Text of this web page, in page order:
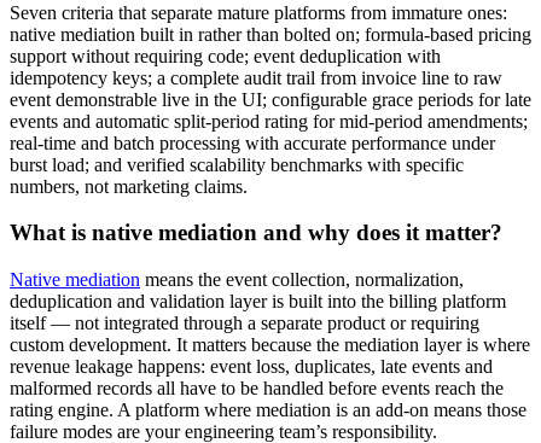
Seven criteria that separate mature platforms from immature ones:
native mediation built in rather than bolted on; formula-based pricing
support without requiring code; event deduplication with
idempotency keys; a complete audit trail from invoice line to raw
event demonstrable live in the UI; configurable grace periods for late
events and automatic split-period rating for mid-period amendments;
real-time and batch processing with accurate performance under
burst load; and verified scalability benchmarks with specific
numbers, not marketing claims.
What is native mediation and why does it matter?
Native mediation means the event collection, normalization,
deduplication and validation layer is built into the billing platform
itself — not integrated through a separate product or requiring
custom development. It matters because the mediation layer is where
revenue leakage happens: event loss, duplicates, late events and
malformed records all have to be handled before events reach the
rating engine. A platform where mediation is an add-on means those
failure modes are your engineering team’s responsibility.